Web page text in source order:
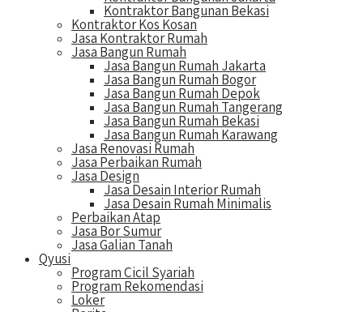
Kontraktor Bangunan Bekasi
Kontraktor Kos Kosan
Jasa Kontraktor Rumah
Jasa Bangun Rumah
Jasa Bangun Rumah Jakarta
Jasa Bangun Rumah Bogor
Jasa Bangun Rumah Depok
Jasa Bangun Rumah Tangerang
Jasa Bangun Rumah Bekasi
Jasa Bangun Rumah Karawang
Jasa Renovasi Rumah
Jasa Perbaikan Rumah
Jasa Design
Jasa Desain Interior Rumah
Jasa Desain Rumah Minimalis
Perbaikan Atap
Jasa Bor Sumur
Jasa Galian Tanah
Qyusi
Program Cicil Syariah
Program Rekomendasi
Loker